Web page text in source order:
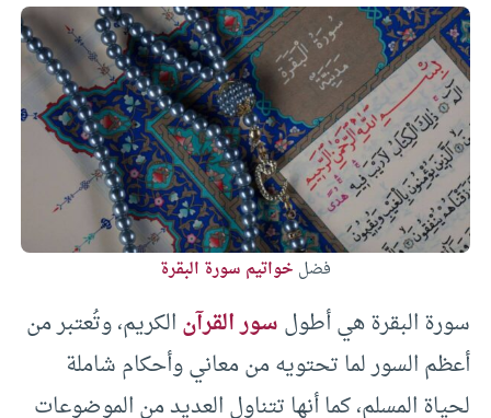
فضل خواتيم سورة البقرة
سورة البقرة هي أطولسور القرآنالكريم، وتُعتبر من
أعظم السور لما تحتويه من معاني وأحكام شاملة
لحياة المسلم، كما أنها تتناول العديد من الموضوعات